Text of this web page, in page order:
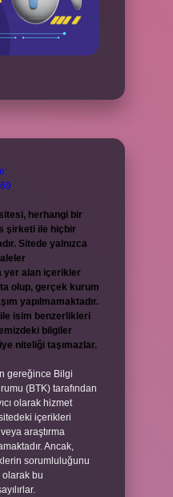
herhangi bir
şirketi ile hiçbir
Sitede yalnızca
yer alan içerikler
olup, gerçek kurum
yapılmamaktadır.
isim benzerlikleri
bilgiler
niteliği taşımazlar.
gereğince Bilgi
(BTK) tarafından
olarak hizmet
içerikleri
araştırma
Ancak,
sorumluluğunu
olarak bu